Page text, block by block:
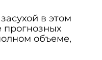
в этом
объеме,